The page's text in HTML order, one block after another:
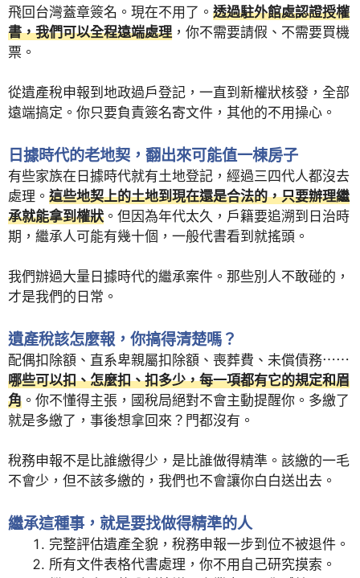
飛回台灣蓋章簽名。現在不用了。 透過駐外館處認證授權
書，我們可以全程遠端處理 ，你不需要請假、不需要買機
票。
從遺產稅申報到地政過戶登記，一直到新權狀核發，全部
遠端搞定。你只要負責簽名寄文件，其他的不用操心。
日據時代的老地契，翻出來可能值一棟房子
有些家族在日據時代就有土地登記，經過三四代人都沒去
處理。 這些地契上的土地到現在還是合法的，只要辦理繼
承就能拿到權狀 。但因為年代太久，戶籍要追溯到日治時
期，繼承人可能有幾十個，一般代書看到就搖頭。
我們辦過大量日據時代的繼承案件。那些別人不敢碰的，
才是我們的日常。
遺產稅該怎麼報，你搞得清楚嗎？
配偶扣除額、直系卑親屬扣除額、喪葬費、未償債務⋯⋯
哪些可以扣、怎麼扣、扣多少，每一項都有它的規定和眉
角 。你不懂得主張，國稅局絕對不會主動提醒你。多繳了
就是多繳了，事後想拿回來？門都沒有。
稅務申報不是比誰繳得少，是比誰做得精準。該繳的一毛
不會少，但不該多繳的，我們也不會讓你白白送出去。
繼承這種事，就是要找做得精準的人
完整評估遺產全貌，稅務申報一步到位不被退件。
所有文件表格代書處理，你不用自己研究摸索。